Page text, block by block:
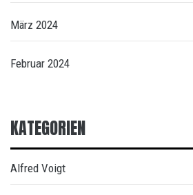
März 2024
Februar 2024
KATEGORIEN
Alfred Voigt